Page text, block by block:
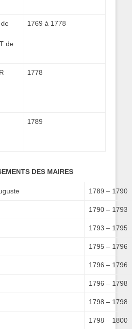
de
1769 à 1778
1778
1789
DES MAIRES
1789 – 1790
1790 – 1793
1793 – 1795
1795 – 1796
1796 – 1796
1796 – 1798
1798 – 1798
1798 – 1800